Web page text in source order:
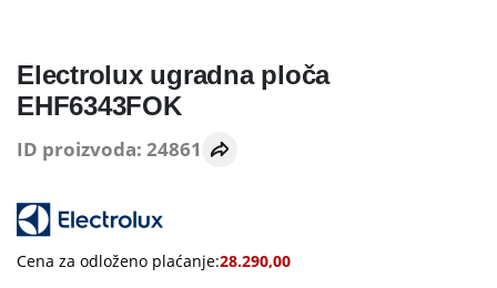
Electrolux ugradna ploča
EHF6343FOK
ID proizvoda: 24861
Cena za odloženo plaćanje:28.290,00